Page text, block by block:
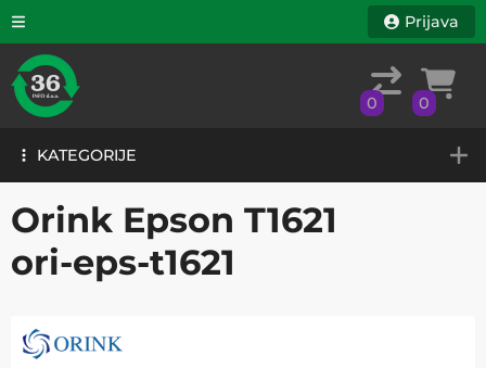
KATEGORIJE
Prijava
0 0
KATEGORIJE
Orink Epson T1621
ori-eps-t1621